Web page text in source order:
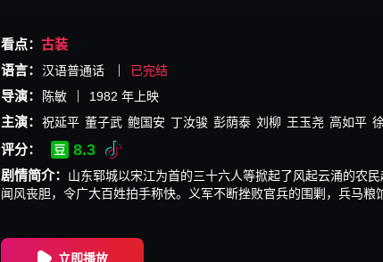
看点： 古装
语言： 汉语普通话 已完结
导演： 陈敏 1982 年上映
主演： 祝延平 董子武 鲍国安 丁汝骏 彭荫泰 刘柳 王玉尧 高如平
评分： 8.3
剧情简介： 山东郓城以宋江为首的三十六人等掀起了风起云涌的农
闻风丧胆，令广大百姓拍手称快。义军不断挫败官兵的围剿，兵马
立即播放